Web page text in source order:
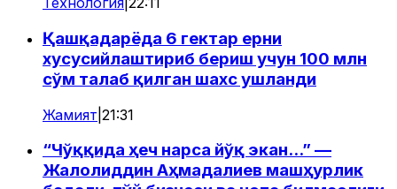
Қашқадарёда 6 гектар ерни
хусусийлаштириб бериш учун 100 млн
сўм талаб қилган шахс ушланди
Жамият 21:31
“Чўққида ҳеч нарса йўқ экан...” —
Жалолиддин Аҳмадалиев машҳурлик